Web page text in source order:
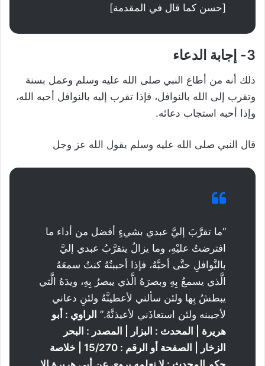
[حسن كما قال في المقدمة]
3- إجابة الدعاء
ذلك أنه من أطاع النبي صلى الله عليه وسلم وعمل بسنة
وتقرب إلى الله بالنوافل، فإذا تقرب إليه بالنوافل أحبه الله،
وإذا أحبه استجاب دعائه.
قال النبي صلى الله عليه وسلم يقول الله عز وجل
“ما تقرَّبَ إليَّ عبدي بشيءٍ أفضل من أداء ما
افترضتُ عليْهِ، وما يزالُ يتقرَّبُ عبدي إليَّ
بالنَّوافلِ حتَّى أحبَّهُ، فإذا أحببتُهُ كنتُ سمعَهُ
الَّذي يسمعُ بِهِ وبصرَهُ الَّذي يبصرُ بِهِ، ويدَهُ الَّتي
يبطشُ بِها ولئن سألني لأعطينَّهُ ولئنِ دعاني
لأجيبنه ولئن استعاذَني لأعيذنَّهُ.” الراوي : أبو
هريرة | المحدث : البزار | المصدر : البحر
الزخار | الصفحة أو الرقم : 15/270 | خلاصة